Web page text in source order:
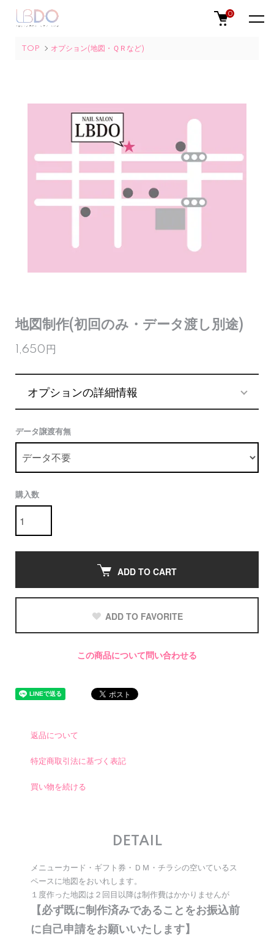
0
TOP オプション(地図・ＱＲなど)
地図制作(初回のみ・データ渡し別途)
1,650円
オプションの詳細情報
データ譲渡有無
購入数
ADD TO CART
ADD TO FAVORITE
この商品について問い合わせる
返品について
特定商取引法に基づく表記
買い物を続ける
DETAIL
メニューカード・ギフト券・ＤＭ・チラシの空いているス
ペースに地図をおいれします。
１度作った地図は２回目以降は制作費はかかりませんが
【必ず既に制作済みであることをお振込前
に自己申請をお願いいたします】